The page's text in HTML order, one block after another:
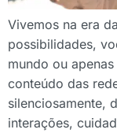
Vivemos na era
possibilidades,
mundo ou
conteúdo das
silenciosamente,
interações,